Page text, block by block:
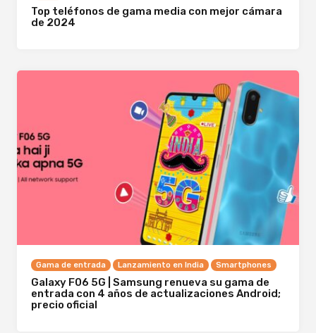
Top teléfonos de gama media con mejor cámara
de 2024
Gama de entrada Lanzamiento en India Smartphones
Galaxy F06 5G | Samsung renueva su gama de
entrada con 4 años de actualizaciones Android;
precio oficial